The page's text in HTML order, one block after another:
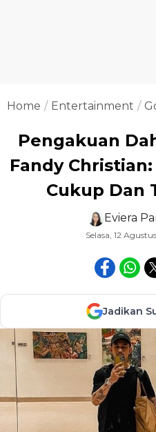
Home Entertainment
Pengakuan
Fandy
Cukup Dan
Eviera
Selasa, 12
Jadikan